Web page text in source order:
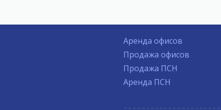
Аренда офисов
Продажа офисов
Продажа ПСН
Аренда ПСН